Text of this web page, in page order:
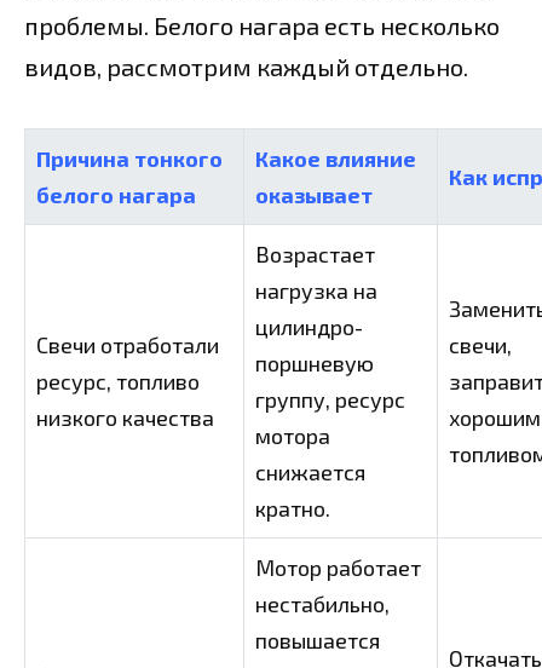
проблемы. Белого нагара есть несколько
видов, рассмотрим каждый отдельно.
Причина тонкого
белого нагара
Какое влияние
оказывает
Как
Свечи отработали
ресурс, топливо
низкого качества
Возрастает
нагрузка на
цилиндро-
поршневую
группу, ресурс
мотора
снижается
кратно.
свечи,
хорошим
Мотор работает
нестабильно,
повышается
Откачать